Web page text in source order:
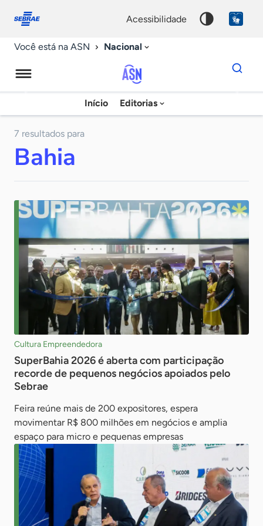
conosco
acessibilidade
Você está na ASN Nacional
Agência
Sebrae
Início Editorias
Dados
para
chave
7 resultados para
Bahia
Cultura Empreendedora
SuperBahia 2026 é aberta com participação
recorde de pequenos negócios apoiados pelo
Sebrae
Feira reúne mais de 200 expositores, espera
movimentar R$ 800 milhões em negócios e amplia
espaço para micro e pequenas empresas